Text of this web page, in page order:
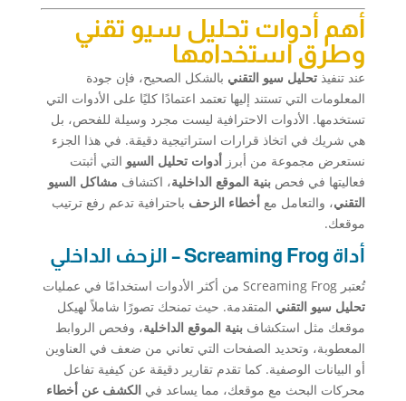
أهم أدوات تحليل سيو تقني
وطرق استخدامها
عند تنفيذ تحليل سيو التقني بالشكل الصحيح، فإن جودة
المعلومات التي تستند إليها تعتمد اعتمادًا كليًا على الأدوات التي
تستخدمها. الأدوات الاحترافية ليست مجرد وسيلة للفحص، بل
هي شريك في اتخاذ قرارات استراتيجية دقيقة. في هذا الجزء
نستعرض مجموعة من أبرز أدوات تحليل السيو التي أثبتت
فعاليتها في فحص بنية الموقع الداخلية، اكتشاف مشاكل السيو
التقني، والتعامل مع أخطاء الزحف باحترافية تدعم رفع ترتيب
موقعك.
أداة Screaming Frog – الزحف الداخلي
تُعتبر Screaming Frog من أكثر الأدوات استخدامًا في عمليات
تحليل سيو التقني المتقدمة. حيث تمنحك تصورًا شاملاً لهيكل
موقعك مثل استكشاف بنية الموقع الداخلية، وفحص الروابط
المعطوبة، وتحديد الصفحات التي تعاني من ضعف في العناوين
أو البيانات الوصفية. كما تقدم تقارير دقيقة عن كيفية تفاعل
محركات البحث مع موقعك، مما يساعد في الكشف عن أخطاء